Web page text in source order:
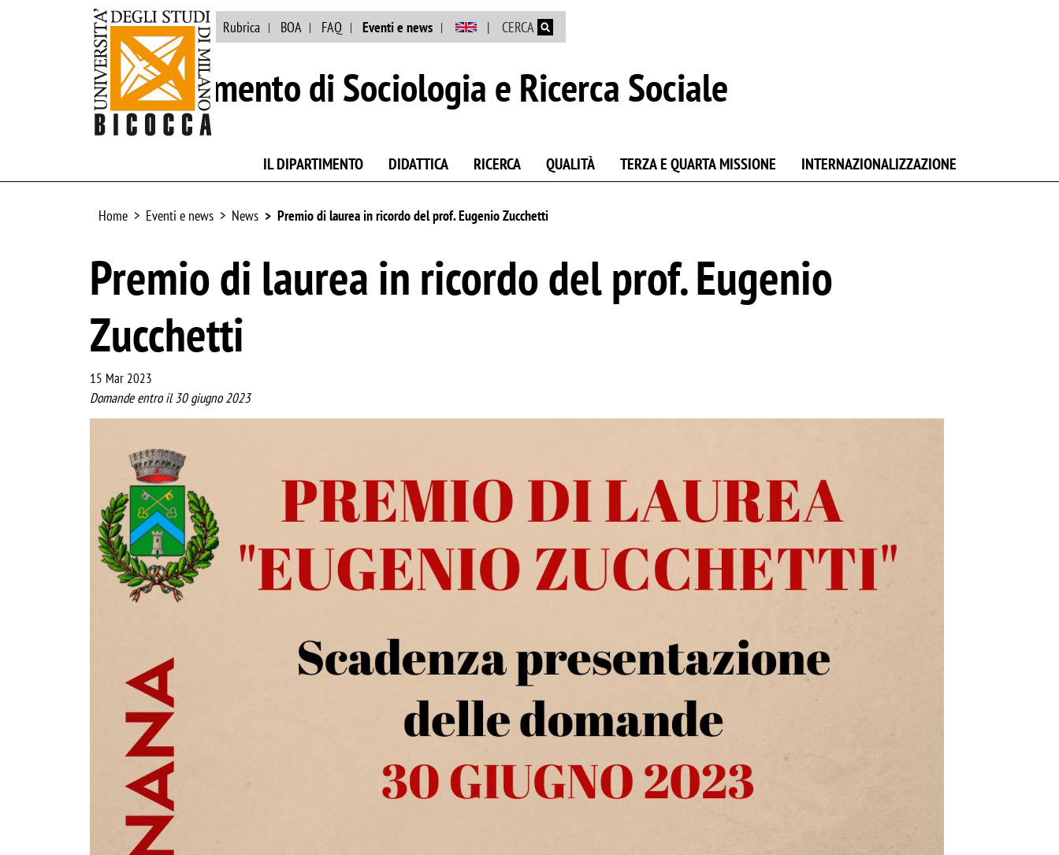
Salta al contenuto principale
Ateneo Biblioteca Rubrica BOA FAQ Eventi e news CERCA
Dipartimento di Sociologia e Ricerca Sociale
IL DIPARTIMENTO DIDATTICA RICERCA QUALITÀ TERZA E QUARTA MISSIONE INTERNAZIONALIZZAZIONE
Home Eventi e news News Premio di laurea in ricordo del prof. Eugenio Zucchetti
Premio di laurea in ricordo del prof. Eugenio
Zucchetti
15 Mar 2023
Domande entro il 30 giugno 2023